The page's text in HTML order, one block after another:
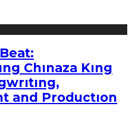
Chınaza Kıng
and Productıon